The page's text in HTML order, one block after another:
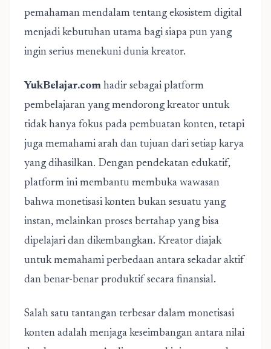
pemahaman mendalam tentang ekosistem digital
menjadi kebutuhan utama bagi siapa pun yang
ingin serius menekuni dunia kreator.
YukBelajar.com hadir sebagai platform
pembelajaran yang mendorong kreator untuk
tidak hanya fokus pada pembuatan konten, tetapi
juga memahami arah dan tujuan dari setiap karya
yang dihasilkan. Dengan pendekatan edukatif,
platform ini membantu membuka wawasan
bahwa monetisasi konten bukan sesuatu yang
instan, melainkan proses bertahap yang bisa
dipelajari dan dikembangkan. Kreator diajak
untuk memahami perbedaan antara sekadar aktif
dan benar-benar produktif secara finansial.
Salah satu tantangan terbesar dalam monetisasi
konten adalah menjaga keseimbangan antara nilai